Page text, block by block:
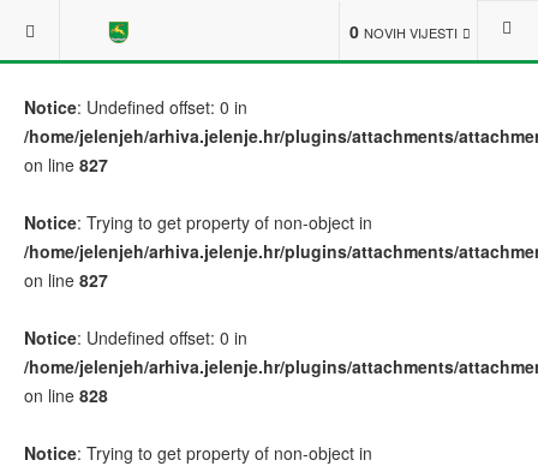
0 NOVIH VIJESTI
Notice: Undefined offset: 0 in
/home/jelenjeh/arhiva.jelenje.hr/plugins/attachments/
on line 827
Notice: Trying to get property of non-object in
/home/jelenjeh/arhiva.jelenje.hr/plugins/attachments/
on line 827
Notice: Undefined offset: 0 in
/home/jelenjeh/arhiva.jelenje.hr/plugins/attachments/
on line 828
Notice: Trying to get property of non-object in